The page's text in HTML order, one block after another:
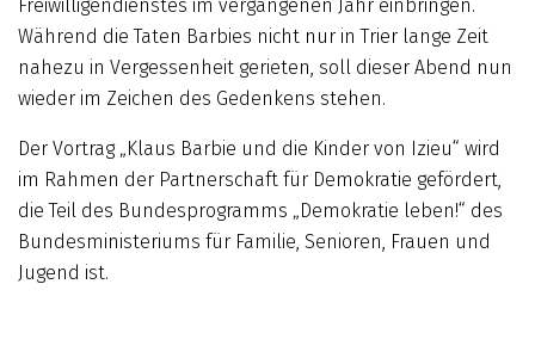
Freiwilligendienstes im vergangenen Jahr einbringen.
Während die Taten Barbies nicht nur in Trier lange Zeit
nahezu in Vergessenheit gerieten, soll dieser Abend nun
wieder im Zeichen des Gedenkens stehen.
Der Vortrag „Klaus Barbie und die Kinder von Izieu“ wird
im Rahmen der Partnerschaft für Demokratie gefördert,
die Teil des Bundesprogramms „Demokratie leben!“ des
Bundesministeriums für Familie, Senioren, Frauen und
Jugend ist.